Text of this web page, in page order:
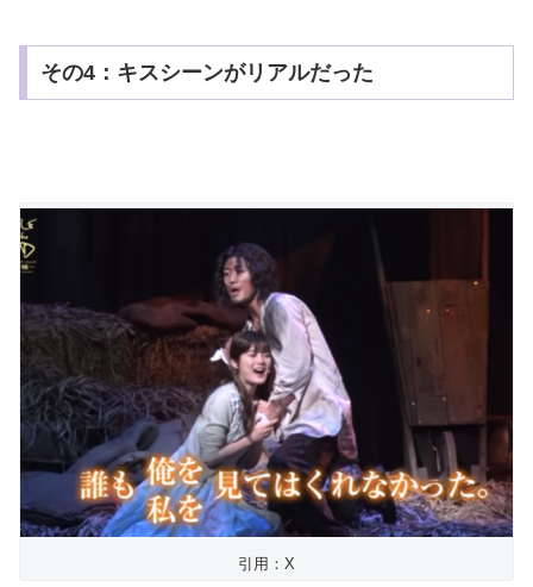
その4：キスシーンがリアルだった
引用：X